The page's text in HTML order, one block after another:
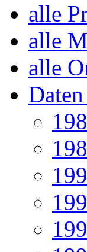
alle
alle
alle